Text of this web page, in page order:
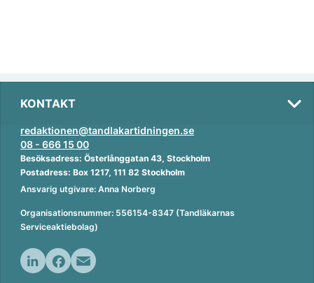
KONTAKT
redaktionen@tandlakartidningen.se
08 - 666 15 00
Besöksadress: Österlånggatan 43, Stockholm
Postadress: Box 1217, 111 82 Stockholm
Ansvarig utgivare: Anna Norberg
Organisationsnummer: 556154-8347 (Tandläkarnas
Serviceaktiebolag)